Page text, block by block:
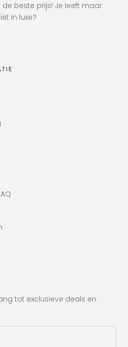
beste prijs! Je leeft maar
in luxe?
tot exclusieve deals en